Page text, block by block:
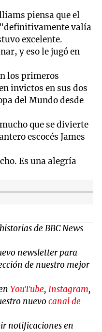
piensa que el
"definitivamente valía
excelente.
y eso le jugó en
los primeros
invictos en sus dos
del Mundo desde
que se divierte
escocés James
Es una alegría
de BBC News
newsletter para
de nuestro mejor
YouTube,Instagram,
nuevocanal de
notificaciones en